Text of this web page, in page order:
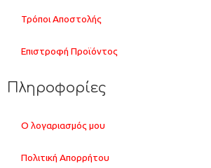
Τρόποι Αποστολής
Επιστροφή Προϊόντος
Πληροφορίες
Ο λογαριασμός μου
Πολιτική Απορρήτου